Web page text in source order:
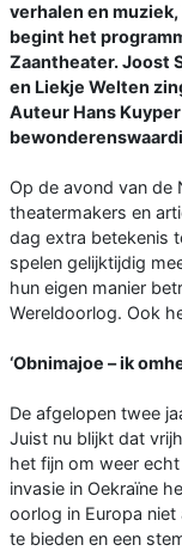
verhalen en muziek,
begint het
Zaantheater. Joost
en Liekje Welten
Auteur Hans
Op de avond van de
theatermakers en
dag extra betekenis
spelen gelijktijdig
hun eigen manier
Wereldoorlog. Ook
‘Obnimajoe – ik
De afgelopen twee
Juist nu blijkt dat
het fijn om weer
invasie in Oekraïne
oorlog in Europa
te bieden en een